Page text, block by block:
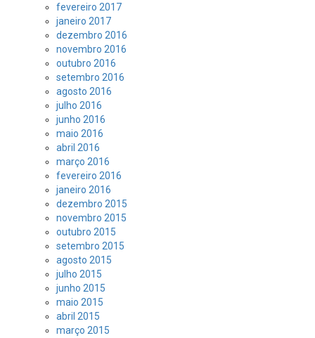
fevereiro 2017
janeiro 2017
dezembro 2016
novembro 2016
outubro 2016
setembro 2016
agosto 2016
julho 2016
junho 2016
maio 2016
abril 2016
março 2016
fevereiro 2016
janeiro 2016
dezembro 2015
novembro 2015
outubro 2015
setembro 2015
agosto 2015
julho 2015
junho 2015
maio 2015
abril 2015
março 2015